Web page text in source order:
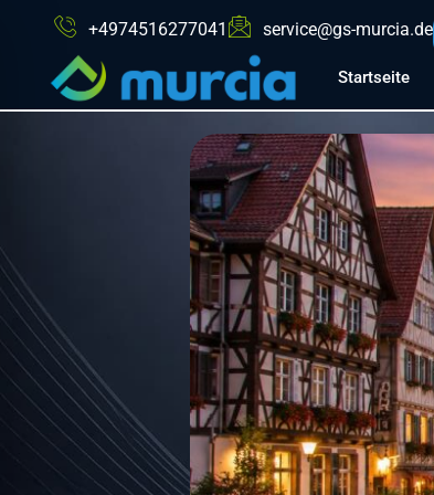
+4974516277041 service@gs-murcia.de
Startseite